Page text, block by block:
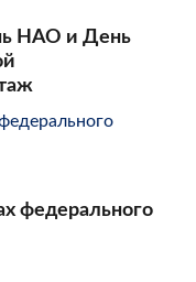
НАО и День
федерального